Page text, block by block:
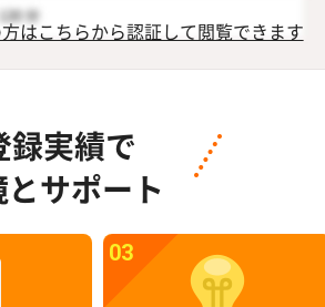
はこちらから認証して閲覧できます
録実績で
サポート
03